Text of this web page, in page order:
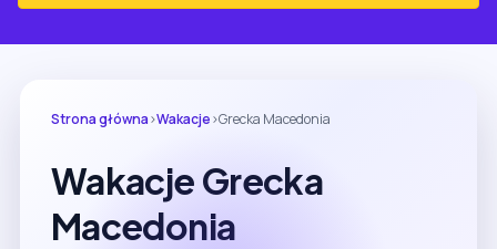
Strona główna›Wakacje›Grecka Macedonia
Wakacje Grecka
Macedonia